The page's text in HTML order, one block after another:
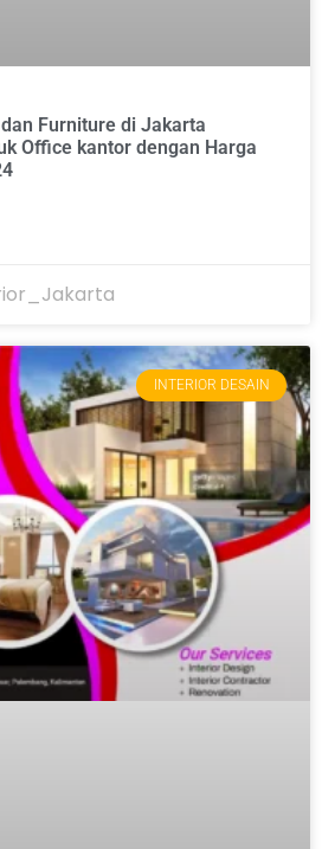
Furniture di Jakarta
Office kantor dengan Harga
INTERIOR DESAIN